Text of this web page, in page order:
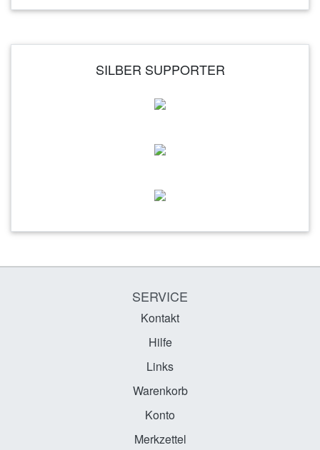
SILBER SUPPORTER
SERVICE
Kontakt
Hilfe
Links
Warenkorb
Konto
Merkzettel